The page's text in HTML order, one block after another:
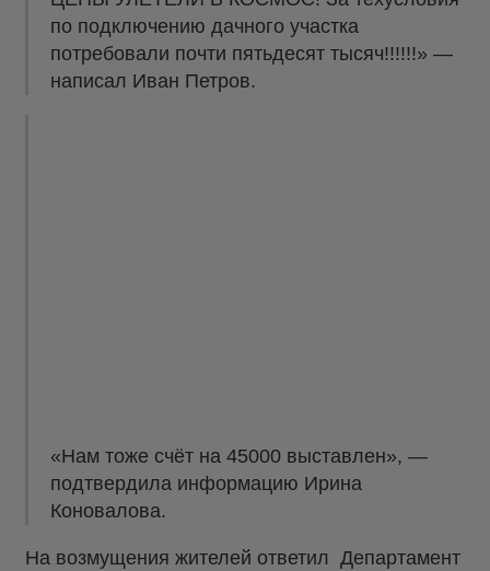
по подключению дачного участка
потребовали почти пятьдесят тысяч!!!!!!» —
написал Иван Петров.
«Нам тоже счёт на 45000 выставлен», —
подтвердила информацию Ирина
Коновалова.
На возмущения жителей ответил Департамент